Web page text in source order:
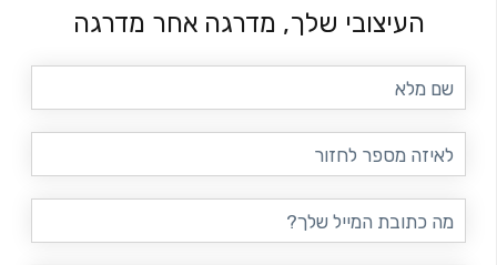
העיצובי שלך, מדרגה אחר מדרגה
שם
מלא
טלפון
דוא"ל